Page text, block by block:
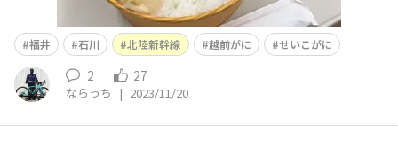
福井 石川 北陸新幹線 越前がに せいこがに
2 27
ならっち | 2023/11/20